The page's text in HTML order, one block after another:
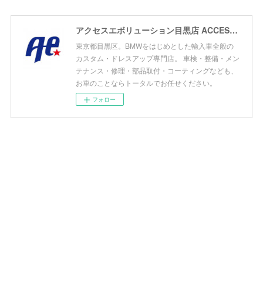
アクセスエボリューション目黒店 ACCESS EVOLUTION MEGURO
東京都目黒区。BMWをはじめとした輸入車全般の
カスタム・ドレスアップ専門店。 車検・整備・メン
テナンス・修理・部品取付・コーティングなども、
お車のことならトータルでお任せください。
フォロー